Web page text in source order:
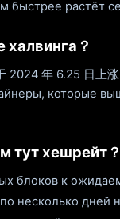
быстрее
？
2024 年 6.25 日
которые
тут хешрейт？
блоков к
несколько дней